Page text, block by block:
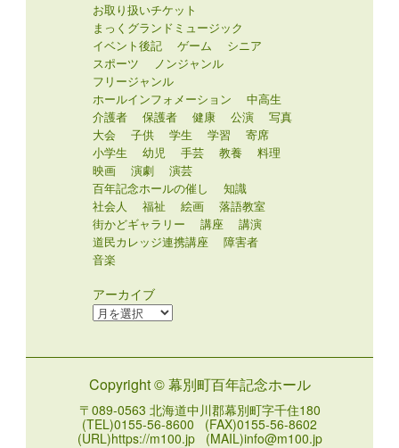
お取り扱いチケット
まっくグランドミュージック
イベント後記
ゲーム
シニア
スポーツ
ノンジャンル
フリージャンル
ホールインフォメーション
中高生
介護者
保護者 健康 公演
写真
大会
子供 学生 学習
寄席
小学生
幼児 手芸 教養
料理
映画
演劇
演芸
百年記念ホールの催し
知識
社会人
福祉 絵画
落語教室
街かどギャラリー
講座
講演
道民カレッジ連携講座
障害者
音楽
アーカイブ
ア
ブ
Copyright © 幕別町百年記念ホール
〒089-0563 北海道中川郡幕別町字千住180
(TEL)0155-56-8600 (FAX)0155-56-8602
(URL)https://m100.jp (MAIL)info@m100.jp